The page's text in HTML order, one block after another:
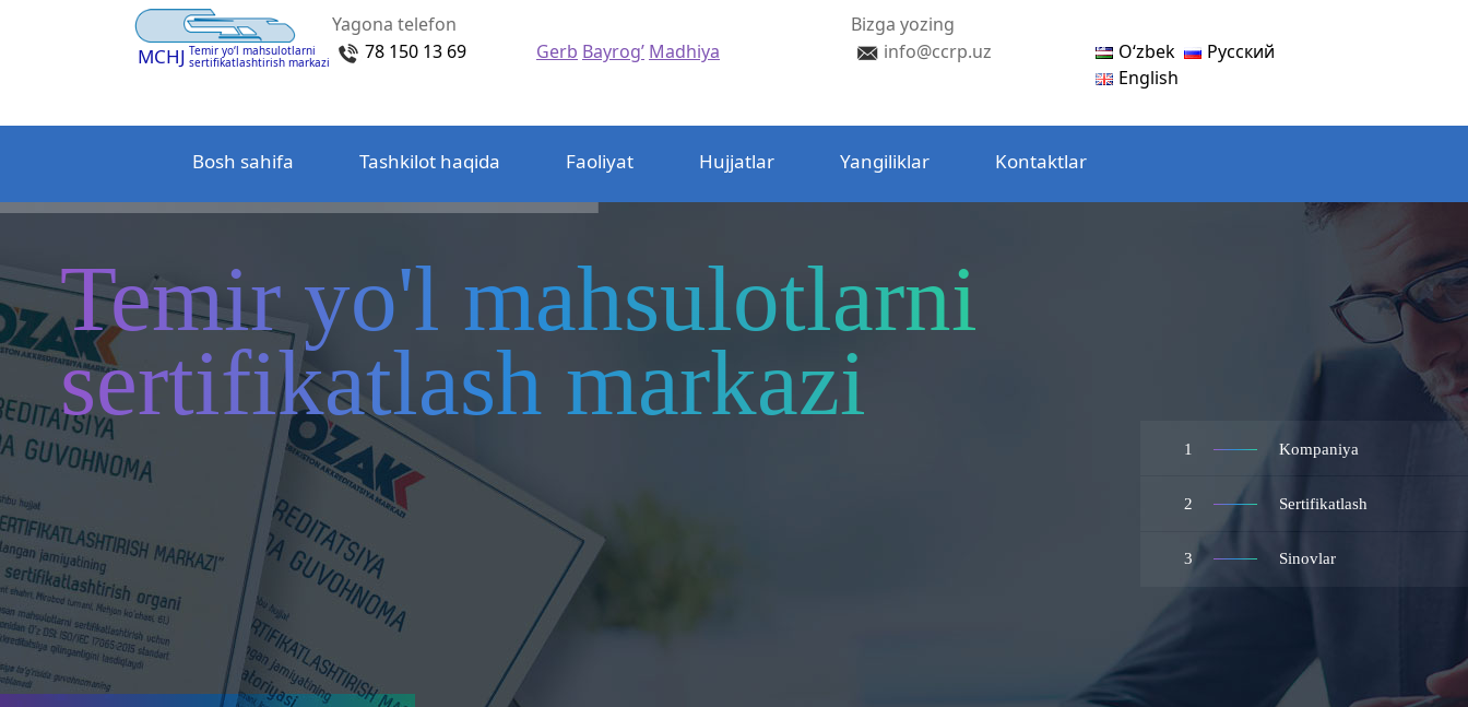
MCHJ Temir yo‘l mahsulotlarni
sertifikatlashtirish markazi
Yagona telefon
78 150 13 69
Gerb Bayrog’ Madhiya
Bizga yozing
info@ccrp.uz
Oʻzbek
Русский
English
Bosh sahifa Tashkilot haqida Faoliyat Hujjatlar Yangiliklar Kontaktlar
1 Kompaniya
2 Sertifikatlash
3 Sinovlar
Temir yo'l mahsulotlarni
sertifikatlash markazi